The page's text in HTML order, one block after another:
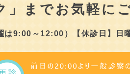
」までお気軽に
は9:00～12:00） 【休診日】日